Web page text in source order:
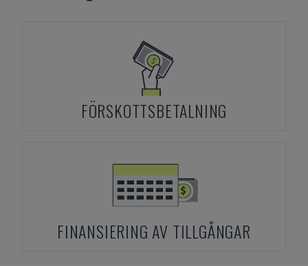
FÖRSKOTTSBETALNING
FINANSIERING AV TILLGÅNGAR